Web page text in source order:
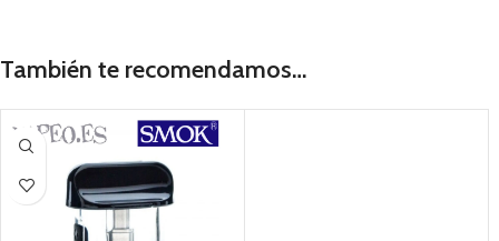
También te recomendamos…